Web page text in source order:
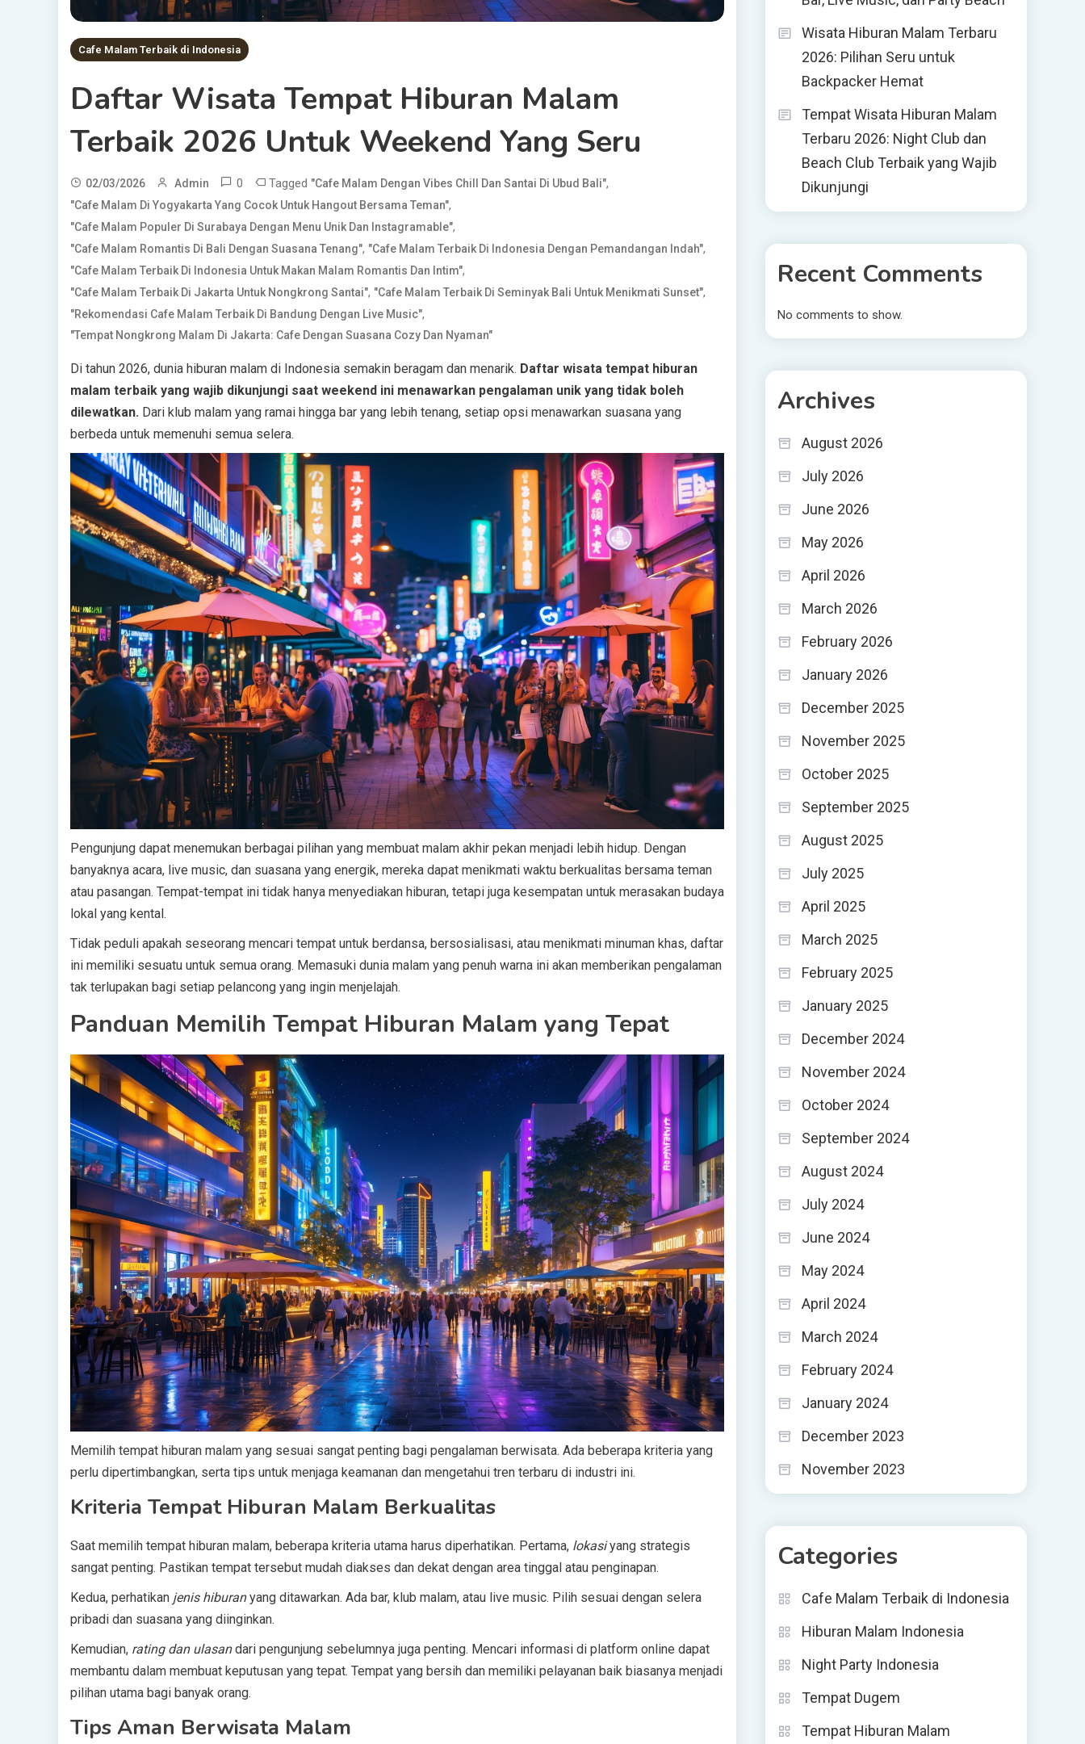
Cafe Malam Terbaik di Indonesia
Daftar Wisata Tempat Hiburan Malam
Terbaik 2026 Untuk Weekend Yang Seru
02/03/2026 Admin 0 Tagged "Cafe Malam Dengan Vibes Chill Dan Santai Di Ubud Bali",
"Cafe Malam Di Yogyakarta Yang Cocok Untuk Hangout Bersama Teman",
"Cafe Malam Populer Di Surabaya Dengan Menu Unik Dan Instagramable",
"Cafe Malam Romantis Di Bali Dengan Suasana Tenang", "Cafe Malam Terbaik Di Indonesia Dengan Pemandangan Indah",
"Cafe Malam Terbaik Di Indonesia Untuk Makan Malam Romantis Dan Intim",
"Cafe Malam Terbaik Di Jakarta Untuk Nongkrong Santai", "Cafe Malam Terbaik Di Seminyak Bali Untuk Menikmati Sunset",
"Rekomendasi Cafe Malam Terbaik Di Bandung Dengan Live Music",
"Tempat Nongkrong Malam Di Jakarta: Cafe Dengan Suasana Cozy Dan Nyaman"
Di tahun 2026, dunia hiburan malam di Indonesia semakin beragam dan menarik. Daftar wisata tempat hiburan
malam terbaik yang wajib dikunjungi saat weekend ini menawarkan pengalaman unik yang tidak boleh
dilewatkan. Dari klub malam yang ramai hingga bar yang lebih tenang, setiap opsi menawarkan suasana yang
berbeda untuk memenuhi semua selera.
Pengunjung dapat menemukan berbagai pilihan yang membuat malam akhir pekan menjadi lebih hidup. Dengan
banyaknya acara, live music, dan suasana yang energik, mereka dapat menikmati waktu berkualitas bersama teman
atau pasangan. Tempat-tempat ini tidak hanya menyediakan hiburan, tetapi juga kesempatan untuk merasakan budaya
lokal yang kental.
Tidak peduli apakah seseorang mencari tempat untuk berdansa, bersosialisasi, atau menikmati minuman khas, daftar
ini memiliki sesuatu untuk semua orang. Memasuki dunia malam yang penuh warna ini akan memberikan pengalaman
tak terlupakan bagi setiap pelancong yang ingin menjelajah.
Panduan Memilih Tempat Hiburan Malam yang Tepat
Memilih tempat hiburan malam yang sesuai sangat penting bagi pengalaman berwisata. Ada beberapa kriteria yang
perlu dipertimbangkan, serta tips untuk menjaga keamanan dan mengetahui tren terbaru di industri ini.
Kriteria Tempat Hiburan Malam Berkualitas
Saat memilih tempat hiburan malam, beberapa kriteria utama harus diperhatikan. Pertama, lokasiyang strategis
sangat penting. Pastikan tempat tersebut mudah diakses dan dekat dengan area tinggal atau penginapan.
Kedua, perhatikan jenis hiburanyang ditawarkan. Ada bar, klub malam, atau live music. Pilih sesuai dengan selera
pribadi dan suasana yang diinginkan.
Kemudian, rating dan ulasandari pengunjung sebelumnya juga penting. Mencari informasi di platform online dapat
membantu dalam membuat keputusan yang tepat. Tempat yang bersih dan memiliki pelayanan baik biasanya menjadi
pilihan utama bagi banyak orang.
Tips Aman Berwisata Malam
Wisata Hiburan Malam Terbaru
2026: Pilihan Seru untuk
Backpacker Hemat
Tempat Wisata Hiburan Malam
Terbaru 2026: Night Club dan
Beach Club Terbaik yang Wajib
Dikunjungi
Recent Comments
No comments to show.
Archives
August 2026
July 2026
June 2026
May 2026
April 2026
March 2026
February 2026
January 2026
December 2025
November 2025
October 2025
September 2025
August 2025
July 2025
April 2025
March 2025
February 2025
January 2025
December 2024
November 2024
October 2024
September 2024
August 2024
July 2024
June 2024
May 2024
April 2024
March 2024
February 2024
January 2024
December 2023
November 2023
Categories
Cafe Malam Terbaik di Indonesia
Hiburan Malam Indonesia
Night Party Indonesia
Tempat Dugem
Tempat Hiburan Malam